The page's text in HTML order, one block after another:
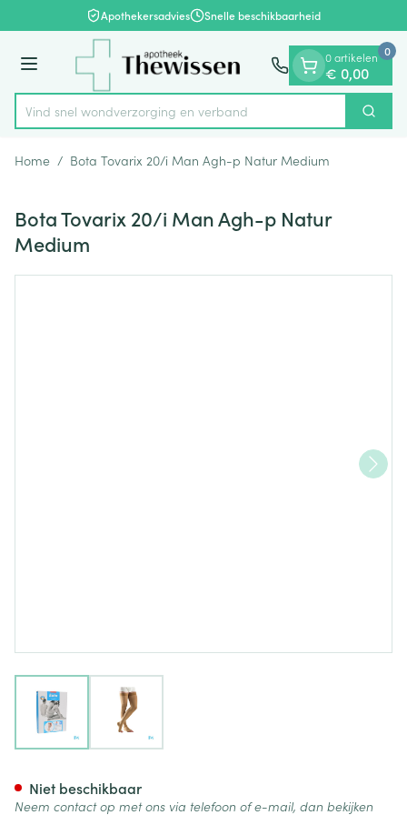
Ga naar de inhoudApothekersadvies Snelle beschikbaarheid
Menu
Product, merk, categorie...
Vind snel wondverzorging en verband Zoek
0 artikelen
€ 0,00
0
Home / Bota Tovarix 20/i Man Agh-p Natur Medium
Bota Tovarix 20/i Man Agh-p Natur
Medium
View larger imageView larger image
Niet beschikbaar
Neem contact op met ons via telefoon of e-mail, dan bekijken